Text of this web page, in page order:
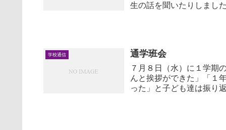
生の話を聞いたりしました。小学
学校通信 通学班会
７月８日（水）に１学期
んと挨拶ができた」「１
った」と子ども達は振り